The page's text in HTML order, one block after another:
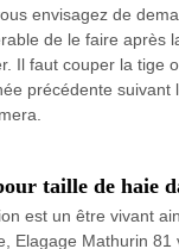
envisagez de
de le faire après
Il faut couper la tige
précédente suivant
taille de haie
est un être vivant
Elagage Mathurin 81